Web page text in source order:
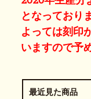
となっており
よっては刻印
いますので予
最近見た商品